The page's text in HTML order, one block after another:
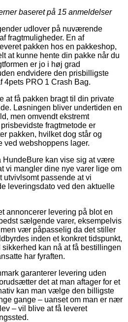
baseret på 15 anmeldelser
udlover på nuværende
fragtmuligheder. En af
pakken hos en pakkeshop,
at kunne hente din pakke når du
er jo i høj grad
endvidere den prisbilligste
4pets PRO 1 Crash Bag.
at få pakken bragt til din private
Løsningen bliver undertiden en
men omvendt ekstremt
fragtmetode er
pakken, hvilket dog står og
ved webshoppens lager.
HundeBure kan vise sig at være
vi mangler dine nye varer lige om
utvivlsomt passende at vi
leveringsdato ved den aktuelle
annoncerer levering på blot en
sælgende varer, eksempelvis
vær påpasselig da det stiller
inden et konkret tidspunkt,
sikkerhed kan nå at få bestillingen
har fyraften.
garanterer levering uden
det at man aftager for et
kan man vælge den billigste
gange – uanset om man er nær
– vil blive at få leveret